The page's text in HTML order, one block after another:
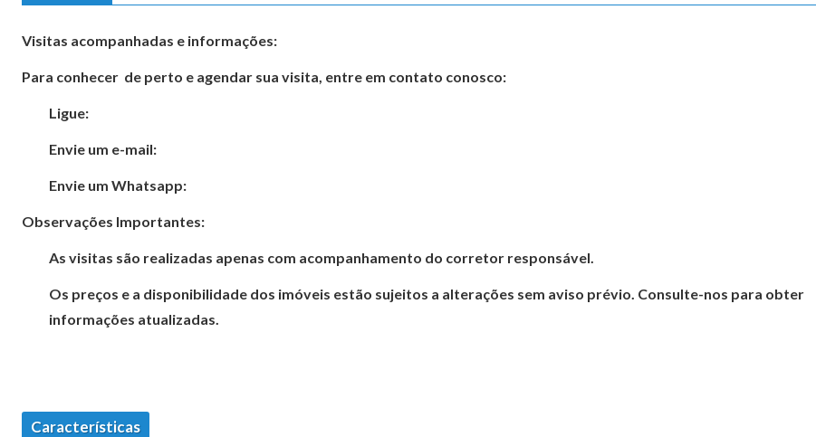
Visitas acompanhadas e informações:
Para conhecer de perto e agendar sua visita, entre em contato conosco:
Ligue:
Envie um e-mail:
Envie um Whatsapp:
Observações Importantes:
As visitas são realizadas apenas com acompanhamento do corretor responsável.
Os preços e a disponibilidade dos imóveis estão sujeitos a alterações sem aviso prévio. Consulte-nos para obter
informações atualizadas.
Características